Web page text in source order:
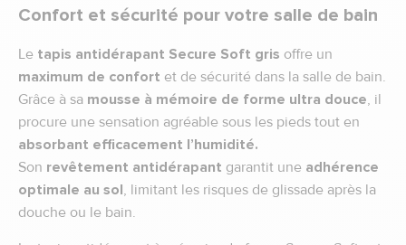
Confort et sécurité pour votre salle de bain
Le tapis antidérapant Secure Soft gris offre un
maximum de confort et de sécurité dans la salle de bain.
Grâce à sa mousse à mémoire de forme ultra douce, il
procure une sensation agréable sous les pieds tout en
absorbant efficacement l’humidité.
Son revêtement antidérapant garantit une adhérence
optimale au sol, limitant les risques de glissade après la
douche ou le bain.